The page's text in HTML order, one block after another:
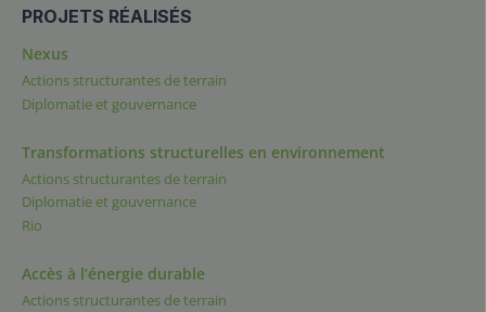
PROJETS RÉALISÉS
Nexus
Actions structurantes de terrain
Diplomatie et gouvernance
Transformations structurelles en environnement
Actions structurantes de terrain
Diplomatie et gouvernance
Rio
Accès à l’énergie durable
Actions structurantes de terrain